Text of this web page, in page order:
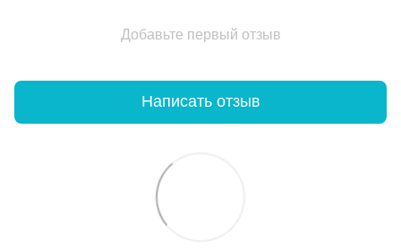
Добавьте первый отзыв
Написать отзыв